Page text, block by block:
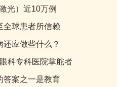
光）近10万例
全球患者所信赖
还应做些什么？
科专科医院掌舵者
答案之一是教育